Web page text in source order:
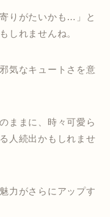
りがたいかも…」と
しれませんね。
気なキュートさを意
ままに、時々可愛ら
人続出かもしれませ
力がさらにアップす